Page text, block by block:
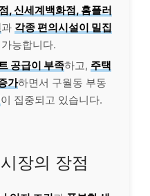
, 신세계백화점, 홈플러
과 각종 편의시설이 밀집
능합니다.
공급이 부족하고, 주택
가하면서 구월동 부동
이 집중되고 있습니다.
장의 장점